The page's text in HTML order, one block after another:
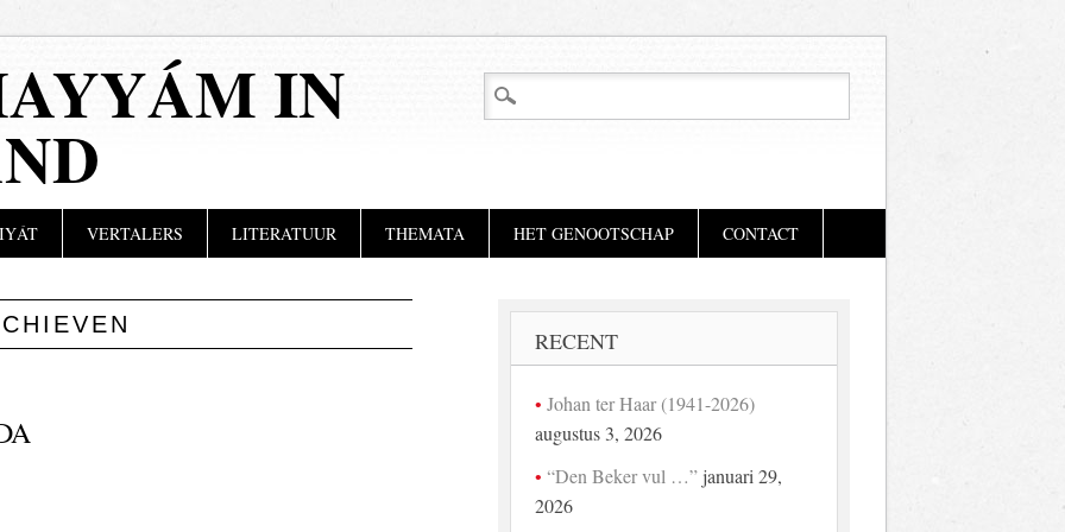
IN
VERTALERS LITERATUUR THEMATA HET GENOOTSCHAP CONTACT
RECENT
Johan ter Haar (1941-2026)
augustus 3, 2026
“Den Beker vul …” januari 29,
2026